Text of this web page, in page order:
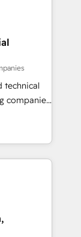
grow
we lean
a
technical
companies
-